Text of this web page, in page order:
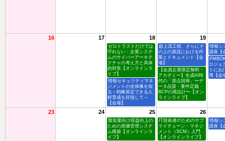
16 17 18 19
23 24 25 26
情報シ
講座【
ゼロトラストだけでは
守れない：企業システ
ムのサイバーアーキテ
クチャの考え方と具体
的対策【オンラインラ
イブ】
超上流工程、さらにそ
の上の源流における作
業とドキュメント【会
場】
情報セキュリティマネ
ジメントの全体像を知
る～戦略策定できる人
材育成を目指して～
【会場】
【会員企業限定無料・
アカデミー】生成AI時
代の「原点回帰」〜デ
ータ品質・要件定義・
BCPの再設計〜【オン
ラインライブ】
ロジェ
トにお
用【会
情報シ
講座【
製造業向け収益向上の
ための原価管理システ
ム構築【オンラインラ
イブ】
IT技術者のためのサプ
ライチェーン・マネジ
メント（SCM）入門
【オンラインライブ】